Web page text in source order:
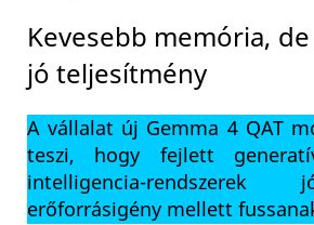
Kevesebb memória,
jó teljesítmény
A vállalat új Gemma 4 QAT
teszi, hogy fejlett
intelligencia-
erőforrásigény mellett